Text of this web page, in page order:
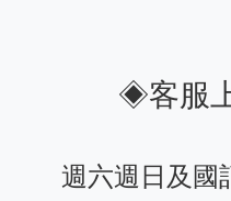
◈客服
週六週日及國